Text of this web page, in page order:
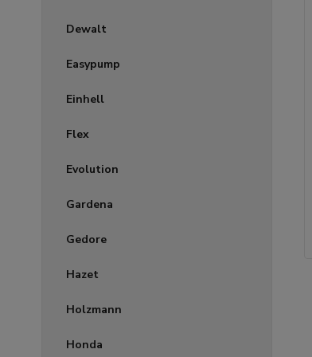
Dewalt
Easypump
Einhell
Flex
Evolution
Gardena
Gedore
Hazet
Holzmann
Honda